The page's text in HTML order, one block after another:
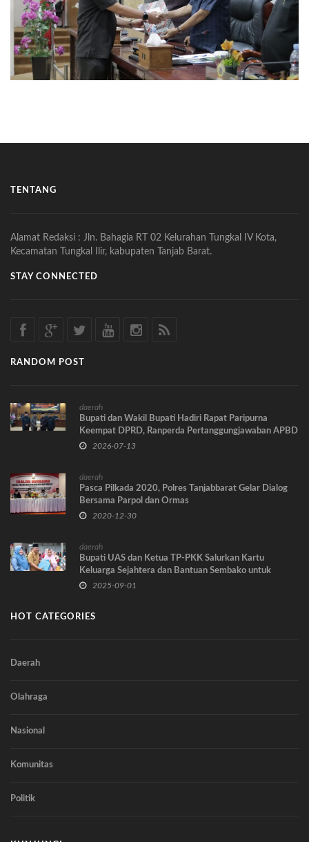
TENTANG
Alamat Redaksi : Jln. Bahagia RT 02 Kelurahan Tungkal IV Kota,
Kecamatan Tungkal Ilir, kabupaten Tanjab Barat.
STAY CONNECTED
RANDOM POST
daerah
Bupati dan Wakil Bupati Hadiri Rapat Paripurna
Keempat DPRD, Ranperda Pertanggungjawaban APBD
2025 Disetujui Bersama
2026-07-13
daerah
Pasca Pilkada 2020, Polres Tanjabbarat Gelar Dialog
Bersama Parpol dan Ormas
2020-12-30
daerah
Bupati UAS dan Ketua TP-PKK Salurkan Kartu
Keluarga Sejahtera dan Bantuan Sembako untuk
Masyarakat
2025-09-01
HOT CATEGORIES
Daerah
Olahraga
Nasional
Komunitas
Politik